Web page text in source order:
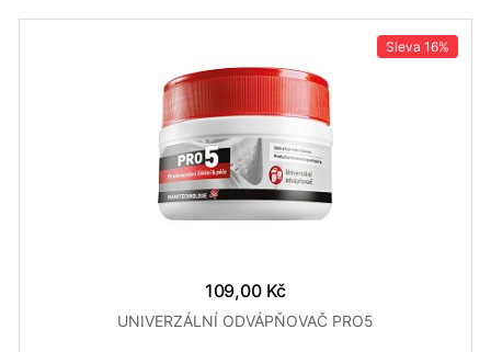
Sleva 16%
109,00 Kč
UNIVERZÁLNÍ ODVÁPŇOVAČ PRO5